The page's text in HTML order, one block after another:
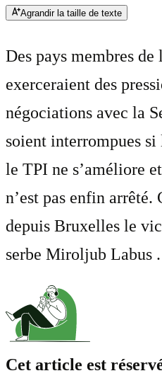
Agrandir la taille de texte
Des pays membres de
exerceraient des
négociations avec la
soient interrompues
le TPI ne s’améliore
n’est pas enfin arrêté.
depuis Bruxelles le
serbe Miroljub Labus
Cet article est